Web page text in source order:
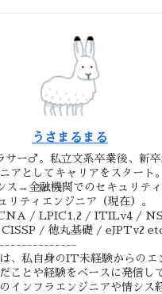
うさまるまる
サー♂。私立文系卒業後、新卒
アとしてキャリアをスタート
ス→金融機関でのセキュリテ
リティエンジニア（現在）。
/ LPIC1,2 / ITILv4 /
/ 徳丸基礎 / eJPTv2
、私自身のIT未経験からのエ
ことや経験をベースに発信し
インフラエンジニアや情シス